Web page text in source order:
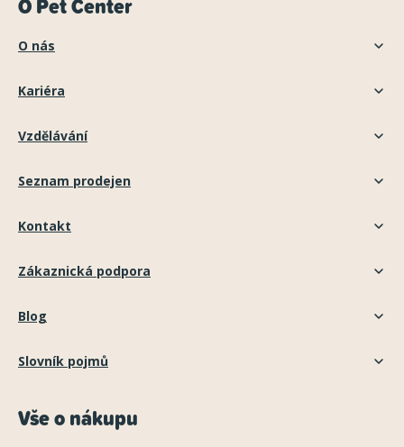
O nás
Kariéra
Vzdělávání
Seznam prodejen
Kontakt
Zákaznická podpora
Blog
Slovník pojmů
Vše o nákupu